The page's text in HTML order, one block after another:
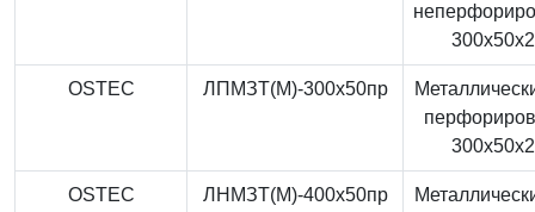
OSTEC ЛПМЗТ(М)-300x50пр
OSTEC ЛНМЗТ(М)-400x50пр